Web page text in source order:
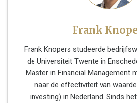
Frank
Frank Knopers studeerde
de Universiteit Twente in
Master in Financial Management
naar de effectiviteit van
investing) in Nederland. Sinds